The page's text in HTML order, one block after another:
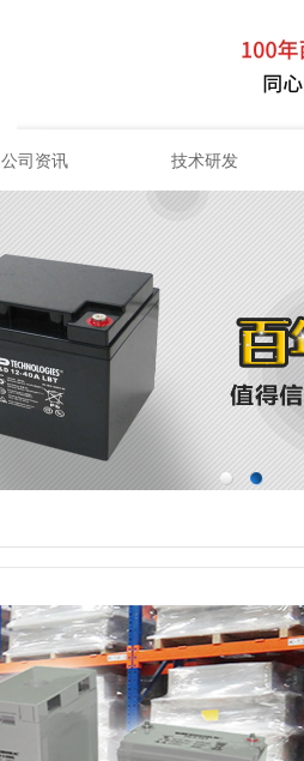
公司资讯 技术研发